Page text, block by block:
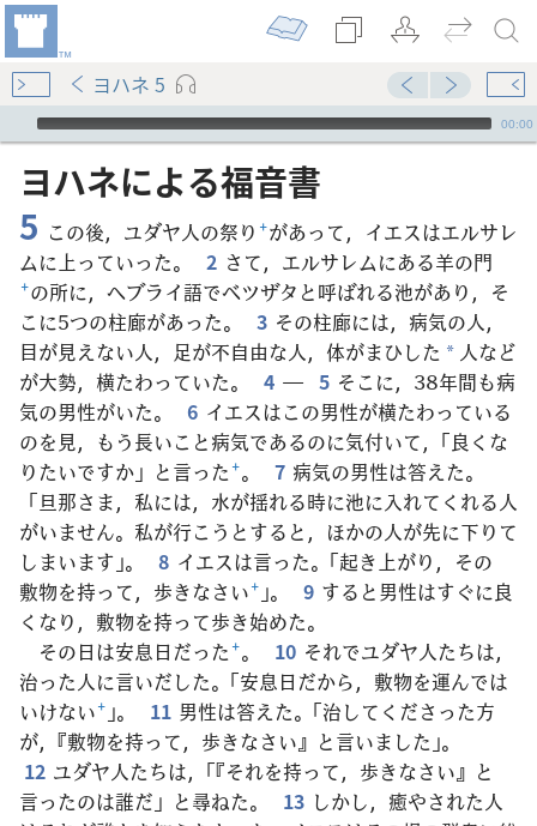
ヨハネ 5
Audio Player
00:00
ヨハネ​に​よる​福音​書
5 この後，ユダヤ人の祭り +があって，イエスはエルサレ
ムに上っていった。
2 さて，エルサレムにある羊の門
+の所に，ヘブライ語でベツザタと呼ばれる池があり，そ
こに5つの柱廊があった。
3 その柱廊には，病気の人，
目が見えない人，足が不自由な人，体がまひした * 人など
が大勢，横たわっていた。
4 ― 5 そこに，38年間も病
気の男性がいた。
6 イエスはこの男性が横たわっている
のを見，もう長いこと病気であるのに気付いて，「良くな
りたいですか」と言った+。 7 病気の男性は答えた。
「旦那さま，私には，水が揺れる時に池に入れてくれる人
がいません。私が行こうとすると，ほかの人が先に下りて
しまいます」。
8 イエスは言った。「起き上がり，その
敷物を持って，歩きなさい+ 」。 9 すると男性はすぐに良
くなり，敷物を持って歩き始めた。
その日は安息日だった+。 10 それでユダヤ人たちは，
治った人に言いだした。「安息日だから，敷物を運んでは
いけない+ 」。 11 男性は答えた。「治してくださった方
が，『敷物を持って，歩きなさい』と言いました」。
12 ユダヤ人たちは，「『それを持って，歩きなさい』と
言ったのは誰だ」と尋ねた。
13 しかし，癒やされた人